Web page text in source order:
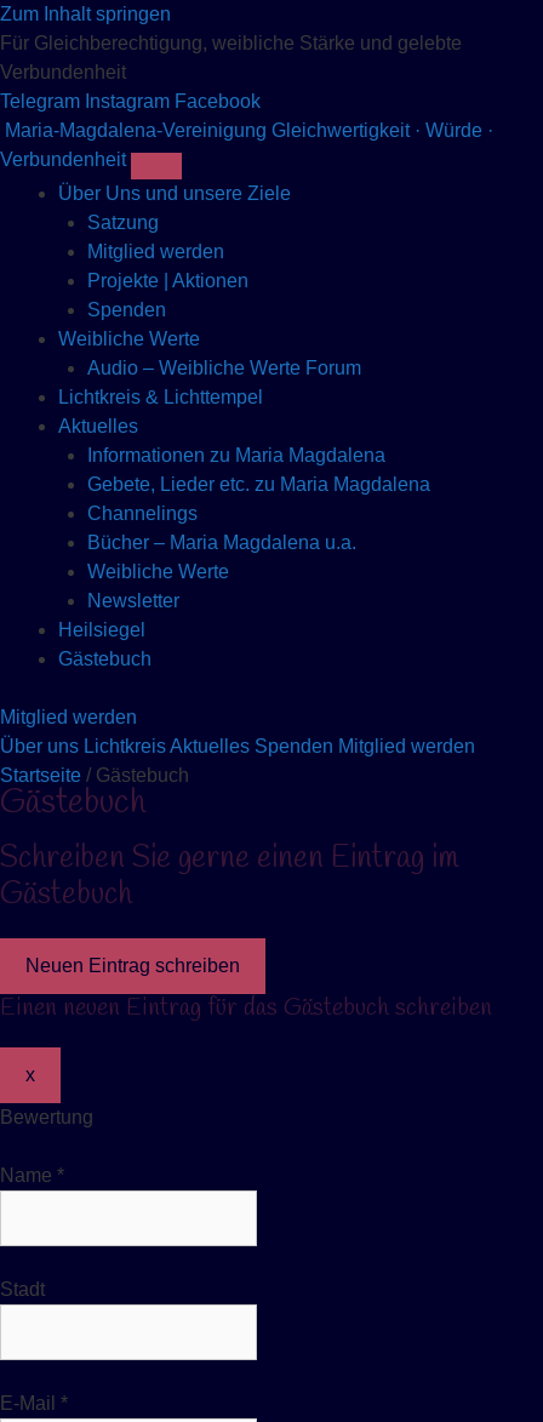
Zum Inhalt springen
Für Gleichberechtigung, weibliche Stärke und gelebte
Verbundenheit
Telegram Instagram Facebook
Maria-Magdalena-Vereinigung Gleichwertigkeit · Würde ·
Verbundenheit
Über Uns und unsere Ziele
Satzung
Mitglied werden
Projekte | Aktionen
Spenden
Weibliche Werte
Audio – Weibliche Werte Forum
Lichtkreis & Lichttempel
Aktuelles
Informationen zu Maria Magdalena
Gebete, Lieder etc. zu Maria Magdalena
Channelings
Bücher – Maria Magdalena u.a.
Weibliche Werte
Newsletter
Heilsiegel
Gästebuch
Mitglied werden
Über uns LichtkreisAktuelles Spenden Mitglied werden
Startseite / Gästebuch
Gästebuch
Schreiben Sie gerne einen Eintrag im
Gästebuch
Einen neuen Eintrag für das Gästebuch schreiben
xDieses Formular ausblenden
Bewertung
Name *
Stadt
E-Mail *